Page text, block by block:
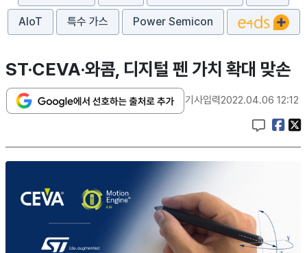
AIoT 특수 가스 Power Semicon
ST·CEVA·와콤, 디지털 펜 가치 확대 맞손
기사입력2022.04.06 12:12